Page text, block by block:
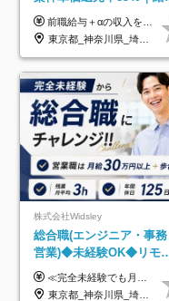
UP保証｜年休140日｜在
利用率9割｜独立支援・
制度
前職給与＋αの収入を保証 月給42万円～120万円＋各種手当＋賞与 給与基準が明確かつ高還元です。 一人ひとりが安定した環境のもと、長く活躍できる職場を目指しています。 ※平均年収650万円 ・還元率83％ ・各種手当について 職能手当／職務手当／資格手当／営業手当 など ※前職での経験・能力、給与などを考慮の上、当社規定により優遇いたします ※試用期間あり（3ヶ月／期間中の条件に変動はありません） ※上記金額には固定残業代（78,948円～225,564円/月30時間分）を含みます 超過分は別途全額支給いたします ・年収UPを保証 過去には転職時に〈年収200万円UP〉したエンジニアも在籍しています。入社時だけでなく、入社後も安心の給与水準で働ける環境です。キャリアや技術力が正当に評価されていないと感じていたら、一度面接でお話ししましょう！ 当社では管理職の人数は最低限にし、無駄な管理をしません。その費用削減分を社員の給与に還元しています！
東京都_神奈川県_埼玉県_千葉県_大阪府_愛知県_北海道_青森県_岩手県_宮城県_秋田県_山形県_福島県_茨城県_栃木県_群馬県_新潟県_山梨県_長野県_富山県_石川県_福井県_静岡県_岐阜県_三重県_兵庫県_京都府_滋賀県_奈良県_和歌山県_広島県_岡山県_鳥取県_島根県_山口県_徳島県_香川県_愛媛県_高知県_福岡県_熊本県_佐賀県_長崎県_大分県_宮崎県_鹿児島県_沖縄県
株式会社Widsley
総合職(エンジニア・事務
営業)◆未経験OK◆リモ
トあり◆残業月3h◆服装
型自由
≪完全未経験でも月給40万円以上も可能です！≫ -------------- 【1】ITエンジニア 月給26万円～50万円＋プロジェクト手当＋資格手当 【2】IT事務、営業事務 月給26万円～50万円＋プロジェクト手当＋資格手当 ≪【1】【2】共通≫ ★上記給与には固定残業代20時間分(月3万719円～)を含みます。残業が超過した場合は、追加支給します(残業は月平均3時間とほぼ発生しません。残業がなくても、固定残業代は支給されます) ★試用期間6ヵ月あり（期間中は月給23万1000円～。固定残業代20時間分3万719円～を含む／超過分は別途支給） -------------- 【3】SES営業、SaaS営業 月給30万円以上＋インセンティブ＋各種手当 ★上記給与には固定残業代45時間分(月7万6967円～)を含みます。残業が超過した場合は、追加支給します(残業は月平均3時間とほぼ発生しません。残業がなくても、固定残業代は支給されます) ★試用期間6ヵ月あり(期間中も給与や福利厚生は同じです)
東京都_神奈川県_埼玉県_千葉県_大阪府_愛知県_北海道_青森県_岩手県_宮城県_秋田県_山形県_福島県_茨城県_栃木県_群馬県_新潟県_山梨県_長野県_富山県_石川県_福井県_静岡県_岐阜県_三重県_兵庫県_京都府_滋賀県_奈良県_和歌山県_広島県_岡山県_鳥取県_島根県_山口県_徳島県_香川県_愛媛県_高知県_福岡県_熊本県_佐賀県_長崎県_大分県_宮崎県_鹿児島県_沖縄県